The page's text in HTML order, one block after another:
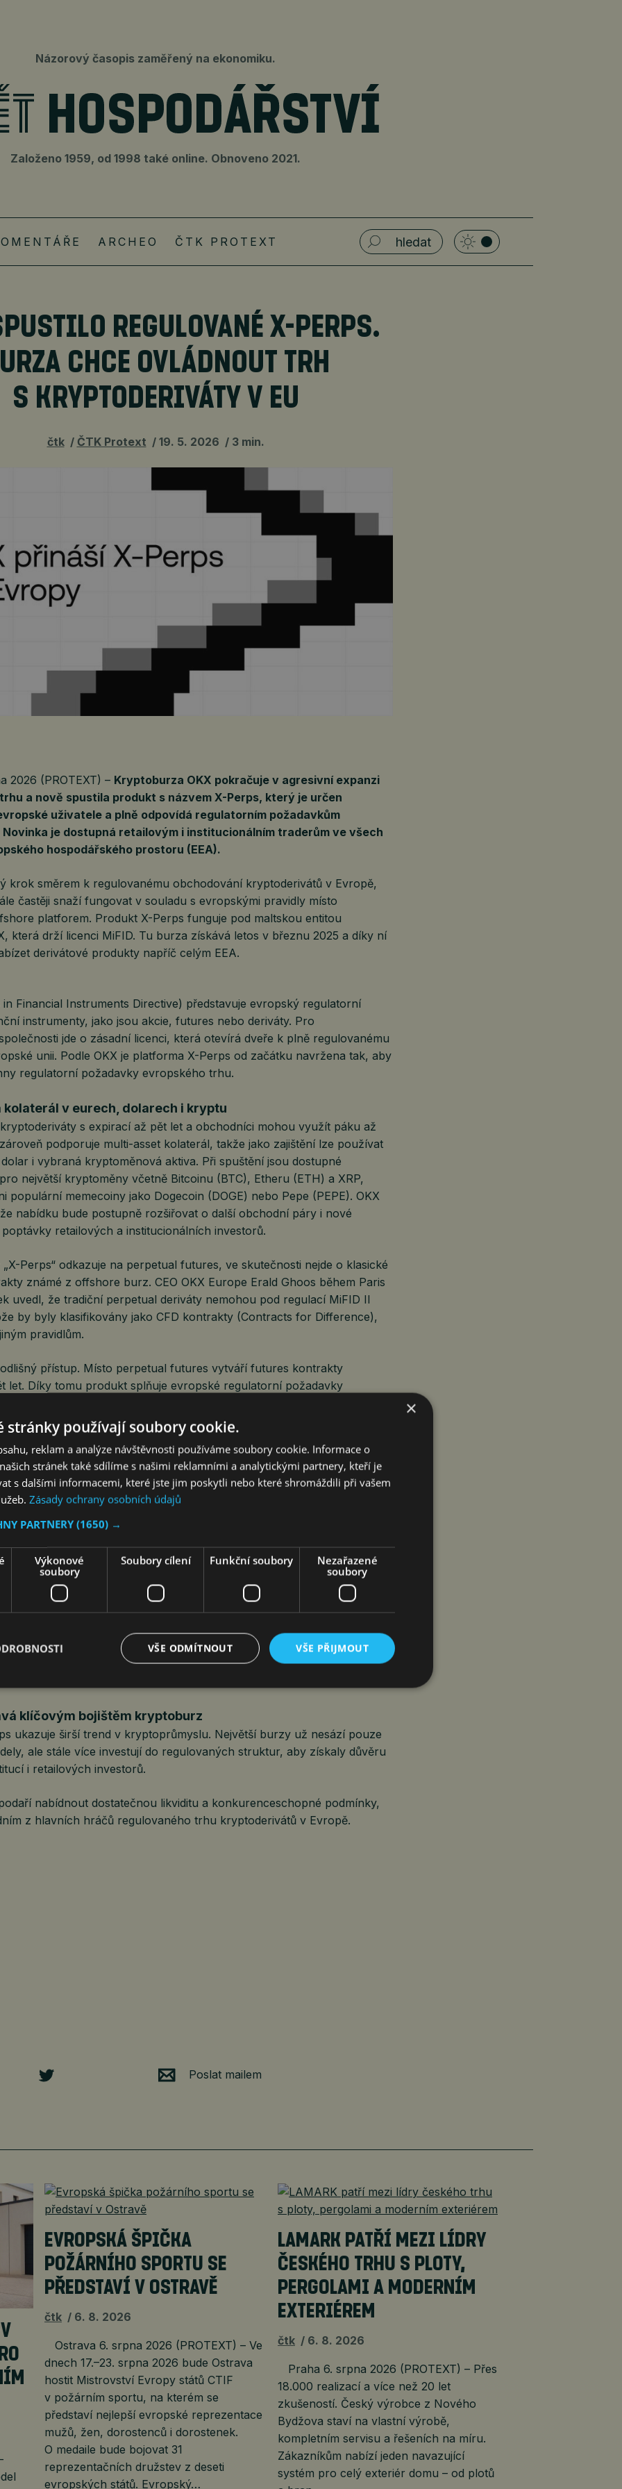
Názorový časopis zaměřený na ekonomiku.
Založeno 1959, od 1998 také online. Obnoveno 2021.
ARCHEO ČTK PROTEXT
REGULOVANÉ X-PERPS.
CHCE OVLÁDNOUT TRH
S KRYPTODERIVÁTY V EU
čtk ČTK Protext 19. 5. 2026 3 min.
2026 (PROTEXT) – Kryptoburza OKX pokračuje v agresivní expanzi
a nově spustila produkt s názvem X-Perps, který je určen
uživatele a plně odpovídá regulatorním požadavkům
Novinka je dostupná retailovým i institucionálním traderům ve všech
hospodářského prostoru (EEA).
krok směrem k regulovanému obchodování kryptoderivátů v Evropě,
častěji snaží fungovat v souladu s evropskými pravidly místo
platforem. Produkt X-Perps funguje pod maltskou entitou
která drží licenci MiFID. Tu burza získává letos v březnu 2025 a díky ní
derivátové produkty napříč celým EEA.
Financial Instruments Directive) představuje evropský regulatorní
instrumenty, jako jsou akcie, futures nebo deriváty. Pro
jde o zásadní licenci, která otevírá dveře k plně regulovanému
unii. Podle OKX je platforma X-Perps od začátku navržena tak, aby
regulatorní požadavky evropského trhu.
kolaterál v eurech, dolarech i kryptu
s expirací až pět let a obchodníci mohou využít páku až
podporuje multi-asset kolaterál, takže jako zajištění lze používat
i vybraná kryptoměnová aktiva. Při spuštění jsou dostupné
největší kryptoměny včetně Bitcoinu (BTC), Etheru (ETH) a XRP,
populární memecoiny jako Dogecoin (DOGE) nebo Pepe (PEPE). OKX
nabídku bude postupně rozšiřovat o další obchodní páry i nové
retailových a institucionálních investorů.
Perps“ odkazuje na perpetual futures, ve skutečnosti nejde o klasické
známé z offshore burz. CEO OKX Europe Erald Ghoos během Paris
uvedl, že tradiční perpetual deriváty nemohou pod regulací MiFID II
by byly klasifikovány jako CFD kontrakty (Contracts for Difference),
pravidlům.
přístup. Místo perpetual futures vytváří futures kontrakty
let. Díky tomu produkt splňuje evropské regulatorní požadavky
největší hráče na trhu derivátů
přišlo v době, kdy OKX výrazně posiluje svou pozici na trhu
dat CoinGlass je v prvním čtvrtletí roku 2026 druhou největší
na světě hned za Binance. Celkový objem obchodů na OKX
dolarů, zatímco Binance vede s objemem 4,9 bilionu dolarů. Data
krypto trhu.
upozorňuje, že až 95 % objemu obchodování kryptoderivátů stále
platformách mimo regulované jurisdikce. Podle něj se však trh
regulovaného prostředí. Právě X-Perps mají podle OKX představovat
mezi vysokou likviditou kryptoderivátových trhů a plně regulovaným
klíčovým bojištěm kryptoburz
ukazuje širší trend v kryptoprůmyslu. Největší burzy už nesází pouze
ale stále více investují do regulovaných struktur, aby získaly důvěru
i retailových investorů.
nabídnout dostatečnou likviditu a konkurenceschopné podmínky,
z hlavních hráčů regulovaného trhu kryptoderivátů v Evropě.
Poslat mailem
EVROPSKÁ ŠPIČKA
POŽÁRNÍHO SPORTU SE
PŘEDSTAVÍ V OSTRAVĚ
čtk 6. 8. 2026
Ostrava 6. srpna 2026 (PROTEXT) – Ve
dnech 17.–23. srpna 2026 bude Ostrava
hostit Mistrovství Evropy států CTIF
v požárním sportu, na kterém se
představí nejlepší evropské reprezentace
mužů, žen, dorostenců i dorostenek.
O medaile bude bojovat 31
reprezentačních družstev z deseti
evropských států. Evropský…
LAMARK PATŘÍ MEZI LÍDRY
ČESKÉHO TRHU S PLOTY,
PERGOLAMI A MODERNÍM
EXTERIÉREM
čtk 6. 8. 2026
Praha 6. srpna 2026 (PROTEXT) – Přes
18.000 realizací a více než 20 let
zkušeností. Český výrobce z Nového
Bydžova staví na vlastní výrobě,
kompletním servisu a řešeních na míru.
Zákazníkům nabízí jeden navazující
systém pro celý exteriér domu – od plotů
×
stránky používají soubory cookie.
reklam a analýze návštěvnosti používáme soubory cookie. Informace o
stránek také sdílíme s našimi reklamními a analytickými partnery, kteří je
s dalšími informacemi, které jste jim poskytli nebo které shromáždili při vašem
Zásady ochrany osobních údajů
PARTNERY (1650) →
Výkonové
soubory
Soubory cílení Funkční soubory
Nezařazené
soubory
VŠE PŘIJMOUT
VŠE ODMÍTNOUT